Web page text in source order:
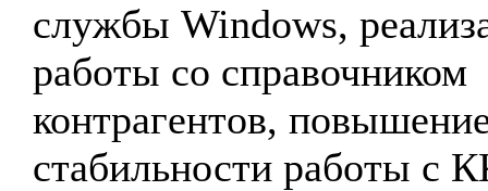
службы Windows,
работы со справочником
контрагентов,
стабильности работы с